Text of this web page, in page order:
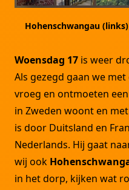
Hohenschwangau
Woensdag 17 is weer
Als gezegd gaan we
vroeg en ontmoeten
in Zweden woont en
is door Duitsland en
Nederlands. Hij gaat
wij ook
in het dorp, kijken wat